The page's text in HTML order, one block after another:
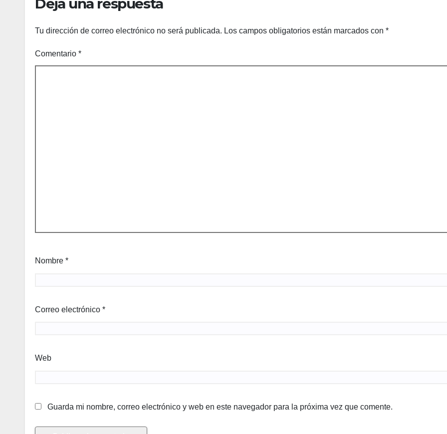
garantiza un
Deja una respuesta
Tu dirección de correo electrónico no será publicada. Los campos obligatorios están marcados con *
Comentario *
Nombre *
Correo electrónico *
Web
Guarda mi nombre, correo electrónico y web en este navegador para la próxima vez que comente.